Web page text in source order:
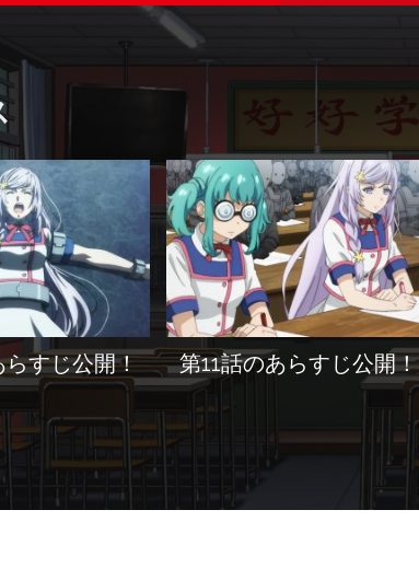
らすじ公開！ 第11話のあらすじ公開！